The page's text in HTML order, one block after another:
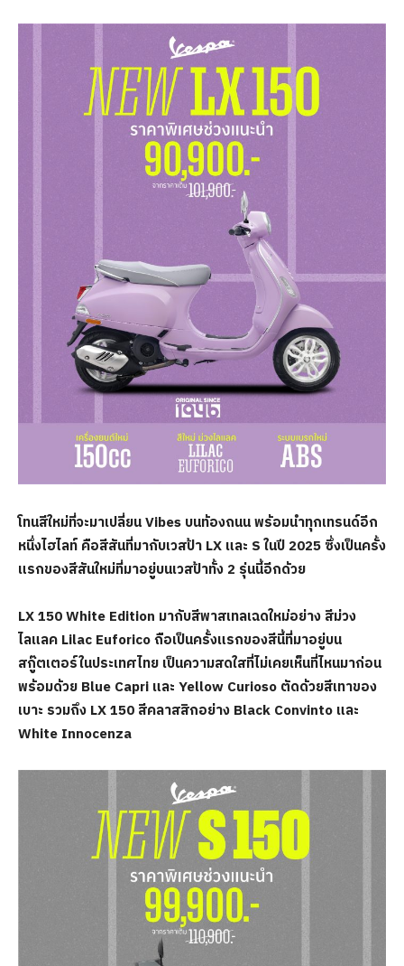
โทนสีใหม่ที่จะมาเปลี่ยนVibes บนท้องถนน พร้อมนำทุกเทรนด์อีก
หนึ่งไฮไลท์ คือสีสันที่มากับเวสป้า LX และ S ในปี 2025 ซึ่งเป็นครั้ง
แรกของสีสันใหม่ที่มาอยู่บนเวสป้าทั้ง 2 รุ่นนี้อีกด้วย
LX 150 White Edition มากับสีพาสเทลเฉดใหม่อย่าง สีม่วง
ไลแลค Lilac Euforico ถือเป็นครั้งแรกของสีนี้ที่มาอยู่บน
สกู๊ตเตอร์ในประเทศไทย เป็นความสดใสที่ไม่เคยเห็นที่ไหนมาก่อน
พร้อมด้วย Blue Capri และ Yellow Curioso ตัดด้วยสีเทาของ
เบาะ รวมถึง LX 150 สีคลาสสิกอย่าง Black Convinto และ
White Innocenza